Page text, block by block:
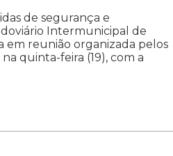
de segurança e
Intermunicipal de
em reunião organizada pelos
quinta-feira (19), com a